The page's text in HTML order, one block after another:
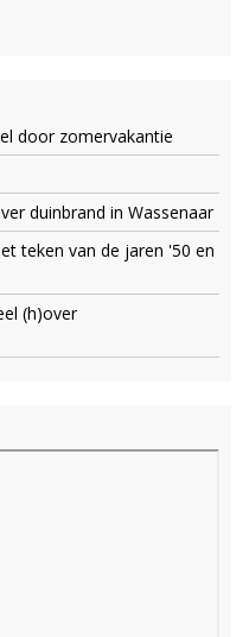
door zomervakantie
duinbrand in Wassenaar
teken van de jaren '50 en
(h)over